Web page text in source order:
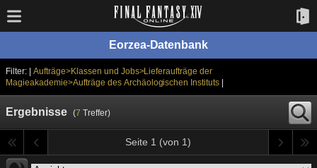
Eorzea-Datenbank
Filter: | Aufträge>Klassen und Jobs>Lieferaufträge der
Magieakademie>Aufträge des Archäologischen Instituts
Ergebnisse (7 Treffer)
Seite 1 (von 1)